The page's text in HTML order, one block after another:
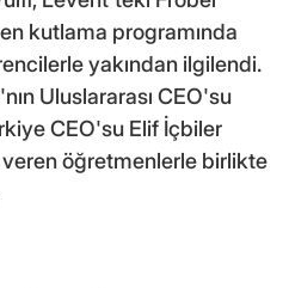
kutlama programında
yakından ilgilendi.
Uluslararası CEO'su
CEO'su Elif İçbiler
öğretmenlerle birlikte